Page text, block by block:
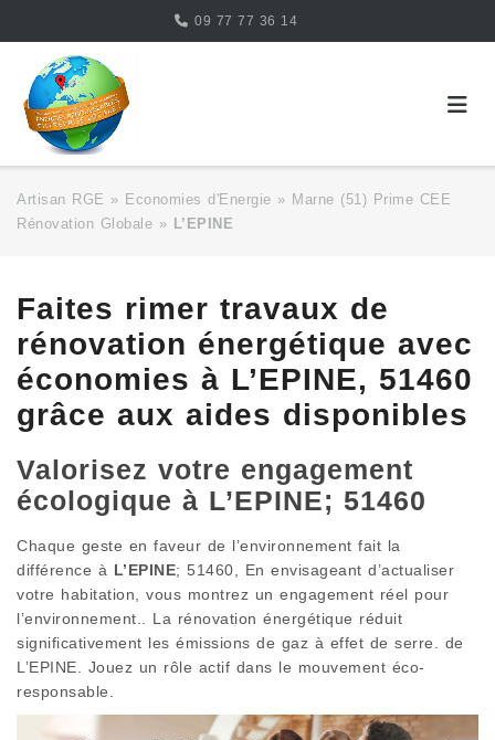
content
09 77 77 36 14
Artisan RGE » Economies d'Energie » Marne (51) Prime CEE
Rénovation Globale » L’EPINE
Faites rimer travaux de
rénovation énergétique avec
économies à L’EPINE, 51460
grâce aux aides disponibles
Valorisez votre engagement
écologique à L’EPINE; 51460
Chaque geste en faveur de l’environnement fait la
différence à L’EPINE; 51460, En envisageant d’actualiser
votre habitation, vous montrez un engagement réel pour
l’environnement.. La rénovation énergétique réduit
significativement les émissions de gaz à effet de serre. de
L’EPINE. Jouez un rôle actif dans le mouvement éco-
responsable.